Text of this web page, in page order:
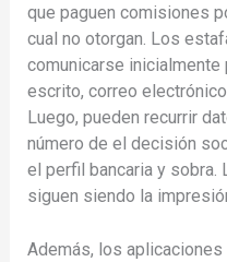
que paguen comisiones
cual no otorgan. Los
comunicarse inicialmente
escrito, correo
Luego, pueden recurrir
número de el decisión
el perfil bancaria y
siguen siendo la
Además, los